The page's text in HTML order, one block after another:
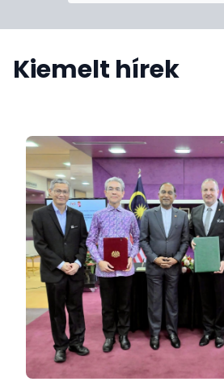
célok megvalósítást és
honfitársaink és a malajziai
Köszönöm, hogy ellátogattak
honlapjára. Őszintén
Dr. Sipos Sándor
rendkívüli és meghatalmazott
Kiemelt hírek